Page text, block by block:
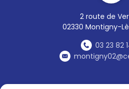
2 route de
02330 Montigny-
03 23 82